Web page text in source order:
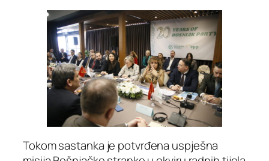
Tokom sastanka je potvrđena uspješna